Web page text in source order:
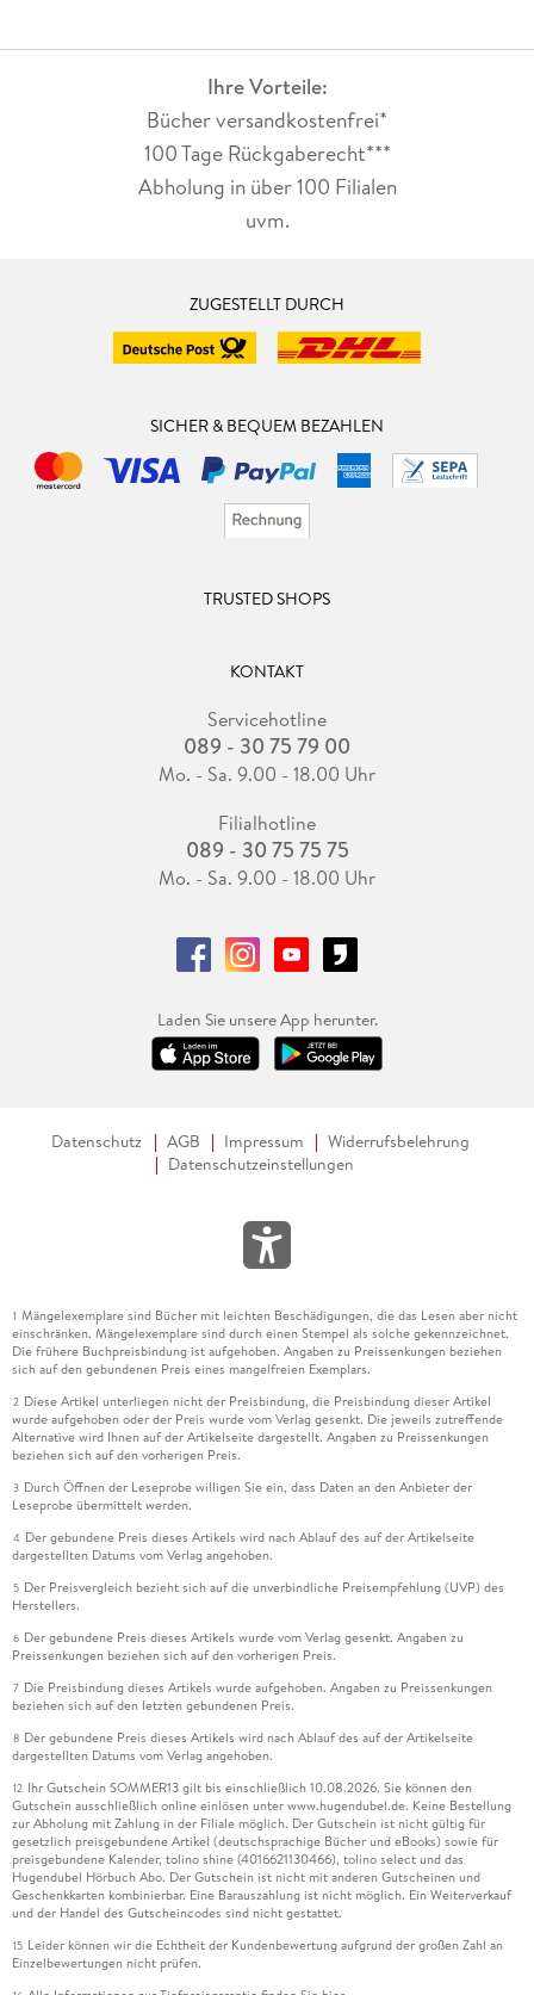
Ihre Vorteile:
Bücher versandkostenfrei*
100 Tage Rückgaberecht***
Abholung in über 100 Filialen
uvm.
ZUGESTELLT DURCH
SICHER & BEQUEM BEZAHLEN
TRUSTED SHOPS
KONTAKT
Servicehotline
089 - 30 75 79 00
Mo. - Sa. 9.00 - 18.00 Uhr
Filialhotline
089 - 30 75 75 75
Mo. - Sa. 9.00 - 18.00 Uhr
Laden Sie unsere App herunter.
Datenschutz AGB Impressum
Widerrufsbelehrung
Datenschutzeinstellungen
1 Mängelexemplare sind Bücher mit leichten Beschädigungen, die das Lesen aber nicht
einschränken. Mängelexemplare sind durch einen Stempel als solche gekennzeichnet.
Die frühere Buchpreisbindung ist aufgehoben. Angaben zu Preissenkungen beziehen
sich auf den gebundenen Preis eines mangelfreien Exemplars.
2 Diese Artikel unterliegen nicht der Preisbindung, die Preisbindung dieser Artikel
wurde aufgehoben oder der Preis wurde vom Verlag gesenkt. Die jeweils zutreffende
Alternative wird Ihnen auf der Artikelseite dargestellt. Angaben zu Preissenkungen
beziehen sich auf den vorherigen Preis.
3 Durch Öffnen der Leseprobe willigen Sie ein, dass Daten an den Anbieter der
Leseprobe übermittelt werden.
4 Der gebundene Preis dieses Artikels wird nach Ablauf des auf der Artikelseite
dargestellten Datums vom Verlag angehoben.
5 Der Preisvergleich bezieht sich auf die unverbindliche Preisempfehlung (UVP) des
Herstellers.
6 Der gebundene Preis dieses Artikels wurde vom Verlag gesenkt. Angaben zu
Preissenkungen beziehen sich auf den vorherigen Preis.
7 Die Preisbindung dieses Artikels wurde aufgehoben. Angaben zu Preissenkungen
beziehen sich auf den letzten gebundenen Preis.
8 Der gebundene Preis dieses Artikels wird nach Ablauf des auf der Artikelseite
dargestellten Datums vom Verlag angehoben.
12 Ihr Gutschein SOMMER13 gilt bis einschließlich 10.08.2026. Sie können den
Gutschein ausschließlich online einlösen unter www.hugendubel.de. Keine Bestellung
zur Abholung mit Zahlung in der Filiale möglich. Der Gutschein ist nicht gültig für
gesetzlich preisgebundene Artikel (deutschsprachige Bücher und eBooks) sowie für
preisgebundene Kalender, tolino shine (4016621130466), tolino select und das
Hugendubel Hörbuch Abo. Der Gutschein ist nicht mit anderen Gutscheinen und
Geschenkkarten kombinierbar. Eine Barauszahlung ist nicht möglich. Ein Weiterverkauf
und der Handel des Gutscheincodes sind nicht gestattet.
15 Leider können wir die Echtheit der Kundenbewertung aufgrund der großen Zahl an
Einzelbewertungen nicht prüfen.